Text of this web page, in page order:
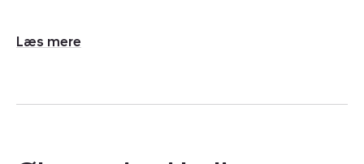
via en åben forbindelse glider sammen med